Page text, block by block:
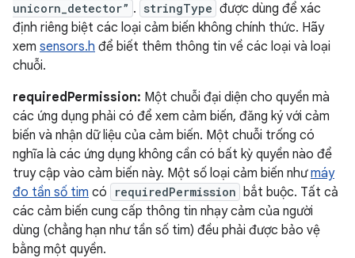
unicorn_detector” . stringType được dùng để xác
định riêng biệt các loại cảm biến không chính thức. Hãy
xem sensors.h để biết thêm thông tin về các loại và loại
chuỗi.
requiredPermission: Một chuỗi đại diện cho quyền mà
các ứng dụng phải có để xem cảm biến, đăng ký với cảm
biến và nhận dữ liệu của cảm biến. Một chuỗi trống có
nghĩa là các ứng dụng không cần có bất kỳ quyền nào để
truy cập vào cảm biến này. Một số loại cảm biến nhưmáy
đo tần số tim có requiredPermission bắt buộc. Tất cả
các cảm biến cung cấp thông tin nhạy cảm của người
dùng (chẳng hạn như tần số tim) đều phải được bảo vệ
bằng một quyền.